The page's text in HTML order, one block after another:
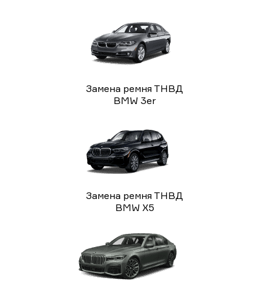
Замена ремня ТНВД
BMW 3er
Замена ремня ТНВД
BMW X5